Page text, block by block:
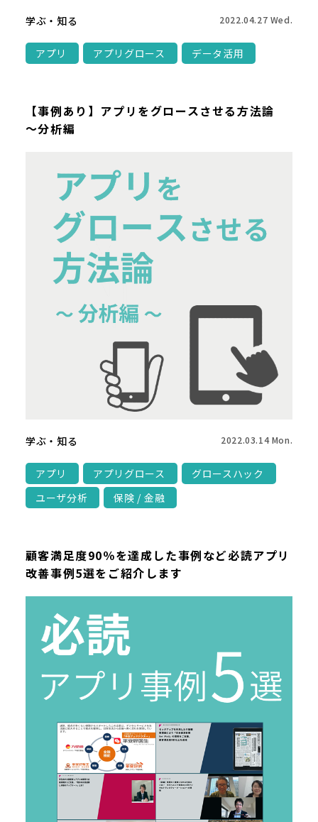
学ぶ・知る 2022.04.27 Wed.
アプリ アプリグロース データ活用
【事例あり】アプリをグロースさせる方法論
～分析編
学ぶ・知る 2022.03.14 Mon.
アプリ アプリグロース
グロースハック
ユーザ分析
保険 / 金融
顧客満足度90％を達成した事例など必読アプリ
改善事例5選をご紹介します